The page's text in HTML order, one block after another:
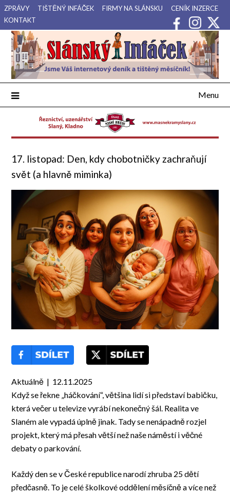
Přejdi
na
obsah
ZPRÁVY TIŠTĚNÝ INFÁČEK FIRMY NA SLÁNSKU
CENÍK INZERCE
KONTAKT
Slánský Infáček
Váš internetový deník a tištěný měsíčník pro Slánsko, Kladensko
a Lounsko.
Menu
17. listopad: Den, kdy chobotničky zachraňují
svět (a hlavně miminka)
Aktuálně | 12.11.2025
Když se řekne „háčkování“, většina lidí si představí babičku,
která večer u televize vyrábí nekonečný šál. Realita ve
Slaném ale vypadá úplně jinak. Tady se nenápadně rozjel
projekt, který má přesah větší než naše náměstí i věčné
debaty o parkování.
Každý den se v České republice narodí zhruba 25 dětí
předčasně. To je celé školkové oddělení měsíčně a více než